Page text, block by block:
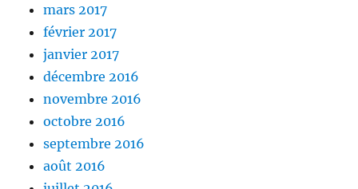
mars 2017
février 2017
janvier 2017
décembre 2016
novembre 2016
octobre 2016
septembre 2016
août 2016